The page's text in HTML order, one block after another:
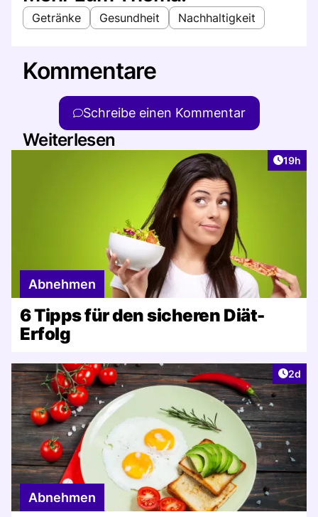
Getränke Gesundheit Nachhaltigkeit
Kommentare
Schreibe einen Kommentar
Weiterlesen
Artikel
19h
Abnehmen
6 Tipps für den sicheren Diät-
Erfolg
2d
Abnehmen